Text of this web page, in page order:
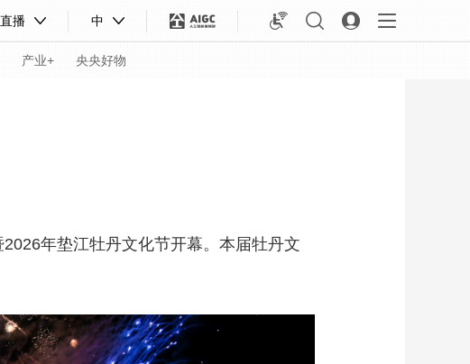
播 中
产业+ 央央好物
网球 综合体育 亚冬会
年垫江牡丹文化节开幕。本届牡丹文